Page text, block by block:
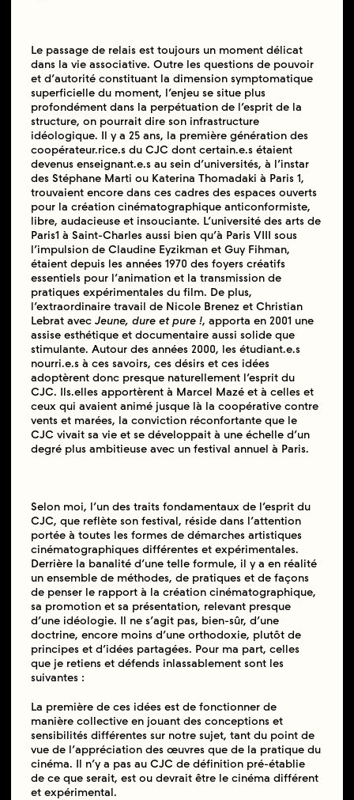
Le passage de relais est toujours un moment délicat
dans la vie associative. Outre les questions de pouvoir
et d’autorité constituant la dimension symptomatique
superficielle du moment, l’enjeu se situe plus
profondément dans la perpétuation de l’esprit de la
structure, on pourrait dire son infrastructure
idéologique. Il y a 25 ans, la première génération des
coopérateur.rice.s du CJC dont certain.e.s étaient
devenus enseignant.e.s au sein d’universités, à l’instar
des Stéphane Marti ou Katerina Thomadaki à Paris 1,
trouvaient encore dans ces cadres des espaces ouverts
pour la création cinématographique anticonformiste,
libre, audacieuse et insouciante. L’université des arts de
Paris1 à Saint-Charles aussi bien qu’à Paris VIII sous
l’impulsion de Claudine Eyzikman et Guy Fihman,
étaient depuis les années 1970 des foyers créatifs
essentiels pour l’animation et la transmission de
pratiques expérimentales du film. De plus,
l’extraordinaire travail de Nicole Brenez et Christian
Lebrat avec Jeune, dure et pure !, apporta en 2001 une
assise esthétique et documentaire aussi solide que
stimulante. Autour des années 2000, les étudiant.e.s
nourri.e.s à ces savoirs, ces désirs et ces idées
adoptèrent donc presque naturellement l’esprit du
CJC. Ils.elles apportèrent à Marcel Mazé et à celles et
ceux qui avaient animé jusque là la coopérative contre
vents et marées, la conviction réconfortante que le
CJC vivait sa vie et se développait à une échelle d’un
degré plus ambitieuse avec un festival annuel à Paris.
Selon moi, l’un des traits fondamentaux de l’esprit du
CJC, que reflète son festival, réside dans l’attention
portée à toutes les formes de démarches artistiques
cinématographiques différentes et expérimentales.
Derrière la banalité d’une telle formule, il y a en réalité
un ensemble de méthodes, de pratiques et de façons
de penser le rapport à la création cinématographique,
sa promotion et sa présentation, relevant presque
d’une idéologie. Il ne s’agit pas, bien-sûr, d’une
doctrine, encore moins d’une orthodoxie, plutôt de
principes et d’idées partagées. Pour ma part, celles
que je retiens et défends inlassablement sont les
suivantes :
La première de ces idées est de fonctionner de
manière collective en jouant des conceptions et
sensibilités différentes sur notre sujet, tant du point de
vue de l’appréciation des œuvres que de la pratique du
cinéma. Il n’y a pas au CJC de définition pré-établie
de ce que serait, est ou devrait être le cinéma différent
et expérimental.